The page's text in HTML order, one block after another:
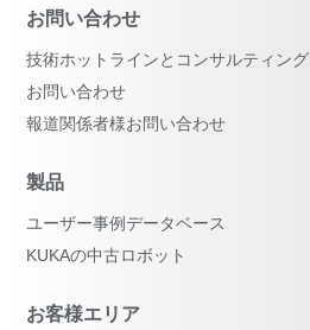
お問い合わせ
技術ホットラインとコンサルティング
お問い合わせ
報道関係者様お問い合わせ
製品
ユーザー事例データベース
KUKAの中古ロボット
お客様エリア